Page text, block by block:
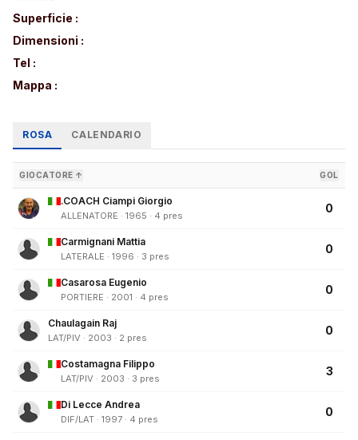
Superficie :
Dimensioni :
Tel :
Mappa :
ROSA CALENDARIO
GIOCATORE ↑ GOL
.COACH Ciampi Giorgio
ALLENATORE · 1965 · 4 pres
0
Carmignani Mattia
LATERALE · 1996 · 3 pres
0
Casarosa Eugenio
PORTIERE · 2001 · 4 pres
0
Chaulagain Raj
LAT/PIV · 2003 · 2 pres
0
Costamagna Filippo
LAT/PIV · 2003 · 3 pres
3
Di Lecce Andrea
DIF/LAT · 1997 · 4 pres
0